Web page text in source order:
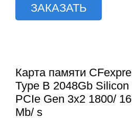
ЗАКАЗАТЬ
Карта памяти
Type B 2048Gb
PCIe Gen 3x2 1800/
Mb/ s